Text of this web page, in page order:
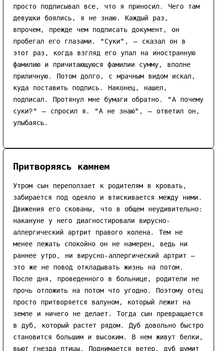
просто подписывал все, что я приносил. Чего там
девушки боялись, я не знаю. Каждый раз,
впрочем, прежде чем подписать документ, он
пробегал его глазами. “Суки”, — сказал он в
этот раз, когда взгляд его упал на иностранную
фамилию и причитающуюся фамилии сумму, вполне
приличную. Потом долго, с мрачным видом искал,
куда поставить подпись. Наконец, нашел,
подписал. Протянул мне бумаги обратно. “А почему
суки?” — спросил я. “А не знаю”, — ответил он,
улыбаясь.
Притворяясь камнем
Утром сын переползает к родителям в кровать,
забирается под одеяло и втискивается между ними.
Движения его скованы, что в общем неудивительно:
накануне у него диагностировали вирусно-
аллергический артрит правого колена. Тем не
менее лежать спокойно он не намерен, ведь ни
раннее утро, ни вирусно-аллергический артрит —
это же не повод откладывать жизнь на потом.
После дня, проведенного в больнице, родители не
прочь отложить на потом что угодно. Поэтому отец
просто притворяется валуном, который лежит на
земле и ничего не делает. Тогда сын превращается
в дуб, который растет рядом. Дуб довольно быстро
становится большим и высоким. В нем живут белки,
вьют гнезда птицы. Поднимается ветер, дуб шумит